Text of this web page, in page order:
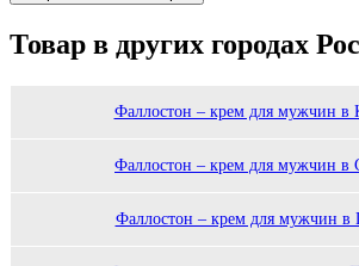
Товар в других городах
Фаллостон – крем для мужчин в
Фаллостон – крем для мужчин в
Фаллостон – крем для мужчин в